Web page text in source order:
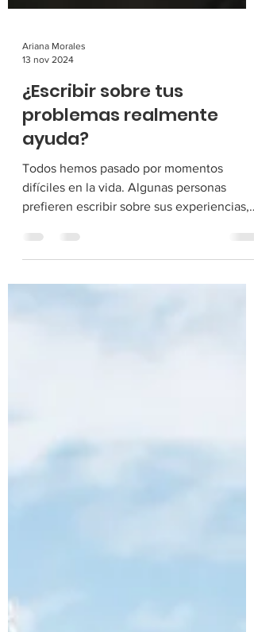
Ariana Morales
13 nov 2024
¿Escribir sobre tus
problemas realmente
ayuda?
difíciles en la vida. Algunas personas
prefieren escribir sobre sus experiencias,
otras hablar con amigos...